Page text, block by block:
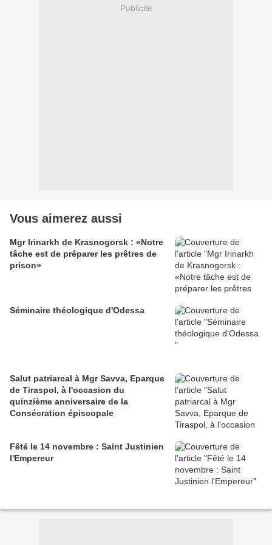
Publicité
Vous aimerez aussi
Mgr Irinarkh de Krasnogorsk : «Notre
tâche est de préparer les prêtres de
prison»
Séminaire théologique d'Odessa
Salut patriarcal à Mgr Savva, Eparque
de Tiraspol, à l'occasion du
quinzième anniversaire de la
Consécration épiscopale
Fêté le 14 novembre : Saint Justinien
l'Empereur